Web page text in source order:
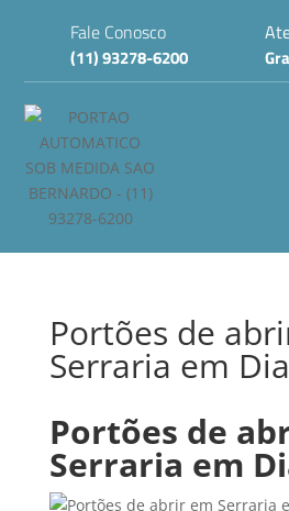
Fale Conosco
(11) 93278-6200
Portões de
Serraria em
Portões de
Serraria em